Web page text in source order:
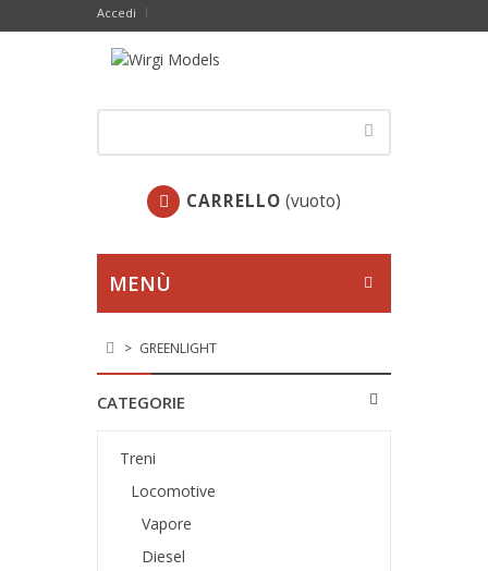
Accedi
CARRELLO (vuoto)
MENÙ
> GREENLIGHT
CATEGORIE
Treni
Locomotive
Vapore
Diesel